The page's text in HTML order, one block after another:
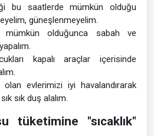
bu saatlerde mümkün olduğu
güneşlenmeyelim.
mümkün olduğunca sabah ve
kapalı araçlar içerisinde
olan evlerimizi iyi havalandırarak
sık duş alalım.
tüketimine "sıcaklık"